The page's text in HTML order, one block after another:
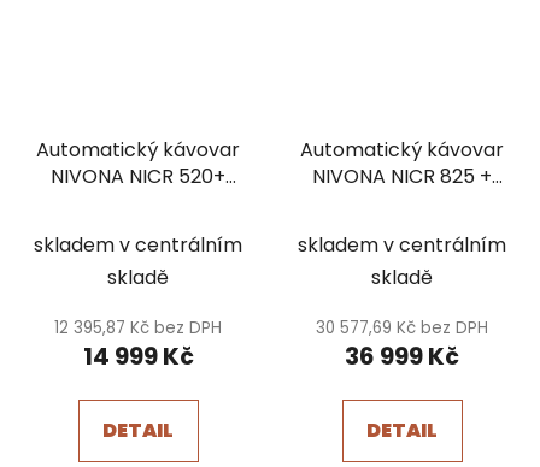
Automatický kávovar
NIVONA NICR 520+
skladem v centrálním
skladě
12 395,87 Kč bez DPH
14 999 Kč
DETAIL
Automatický kávovar
NIVONA NICR 825 +
skladem v centrálním
skladě
30 577,69 Kč bez DPH
36 999 Kč
DETAIL